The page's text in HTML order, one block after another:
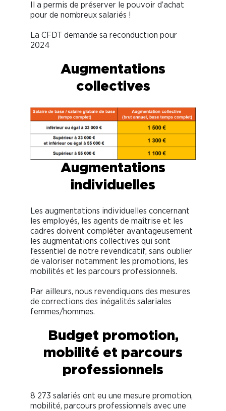
Il a permis de préserver le pouvoir d’achat
pour de nombreux salariés !
La CFDT demande sa reconduction pour
2024
Augmentations
collectives
Augmentations
individuelles
Les augmentations individuelles concernant
les employés, les agents de maîtrise et les
cadres doivent compléter avantageusement
les augmentations collectives qui sont
l’essentiel de notre revendicatif, sans oublier
de valoriser notamment les promotions, les
mobilités et les parcours professionnels.
Par ailleurs, nous revendiquons des mesures
de corrections des inégalités salariales
femmes/hommes.
Budget promotion,
mobilité et parcours
professionnels
8 273 salariés ont eu une mesure promotion,
mobilité, parcours professionnels avec une